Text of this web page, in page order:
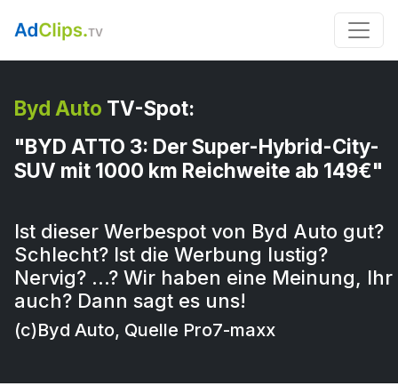
Byd Auto TV-Spot:
"BYD ATTO 3: Der Super-Hybrid-City-
SUV mit 1000 km Reichweite ab 149€"
Ist dieser Werbespot von Byd Auto gut?
Schlecht? Ist die Werbung lustig?
Nervig? …? Wir haben eine Meinung, Ihr
auch? Dann sagt es uns!
(c)Byd Auto, Quelle Pro7-maxx